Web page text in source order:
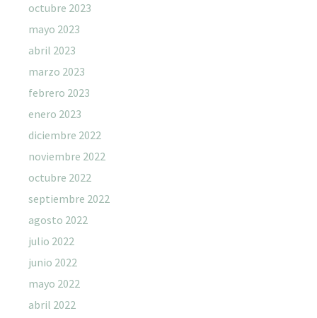
octubre 2023
mayo 2023
abril 2023
marzo 2023
febrero 2023
enero 2023
diciembre 2022
noviembre 2022
octubre 2022
septiembre 2022
agosto 2022
julio 2022
junio 2022
mayo 2022
abril 2022